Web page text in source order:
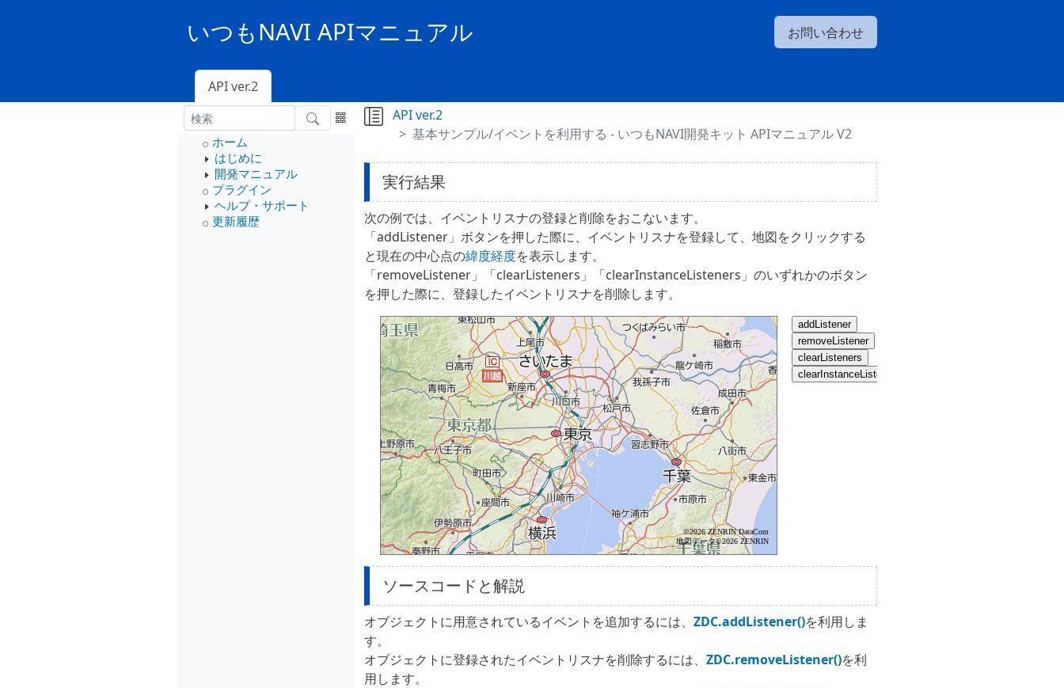
いつもNAVI APIマニュアル お問い合わせ
API ver.2
ホーム
はじめに
開発マニュアル
プラグイン
ヘルプ・サポート
更新履歴
API ver.2
基本サンプル/イベントを利用する - いつもNAVI開発キット APIマニュアル V2
実行結果
次の例では、イベントリスナの登録と削除をおこないます。
「addListener」ボタンを押した際に、イベントリスナを登録して、地図をクリックする
と現在の中心点の緯度経度を表示します。
「removeListener」「clearListeners」「clearInstanceListeners」のいずれかのボタン
を押した際に、登録したイベントリスナを削除します。
ソースコードと解説
オブジェクトに用意されているイベントを追加するには、 ZDC.addListener()を利用しま
す。
オブジェクトに登録されたイベントリスナを削除するには、 ZDC.removeListener()を利
用します。